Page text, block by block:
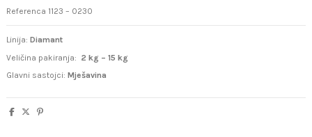
Referenca 1123 – 0230
Linija: Diamant
Veličina pakiranja: 2 kg – 15 kg
Glavni sastojci: Mješavina